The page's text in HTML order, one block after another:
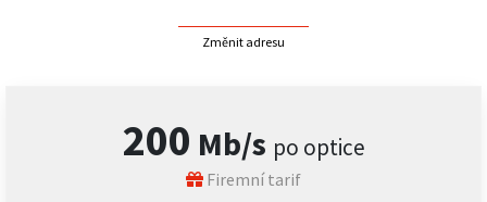
Změnit adresu
200 Mb/s po optice
Firemní tarif